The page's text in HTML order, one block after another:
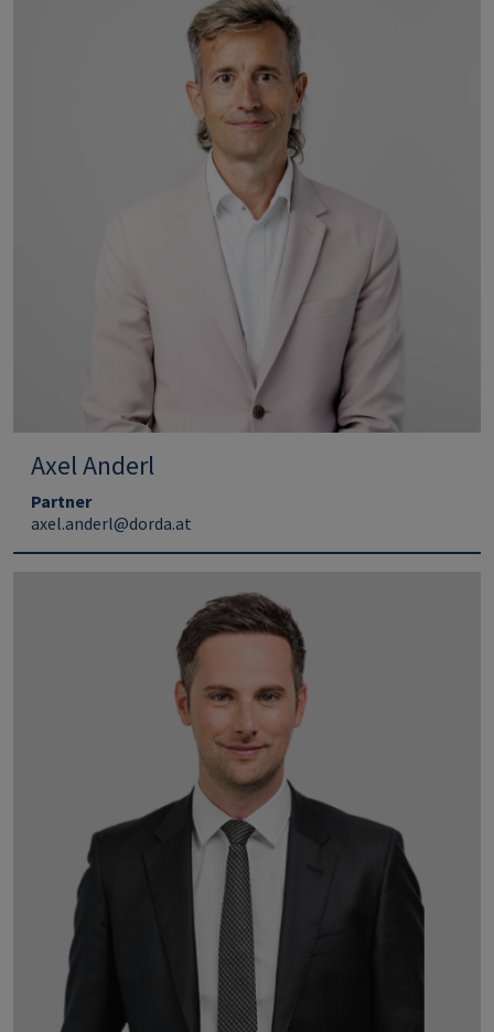
Axel Anderl
Partner
axel.anderl@dorda.at